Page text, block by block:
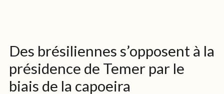
Des brésiliennes s’opposent à la
présidence de Temer par le
biais de la capoeira